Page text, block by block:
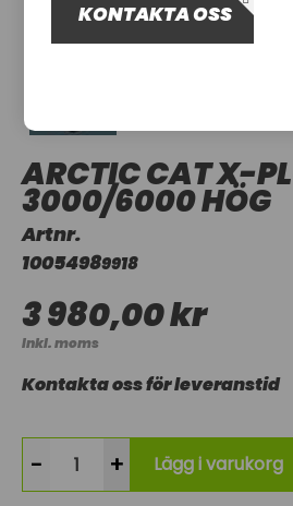
ARCTIC CAT X-
3000/6000 HÖG
Artnr.
10054989918
3 980,00 kr
Inkl. moms
Kontakta oss för leveranstid
- + Lägg i varukorg
KONTAKTA OSS